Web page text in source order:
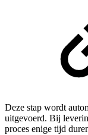
Deze stap wordt
uitgevoerd. Bij
proces enige tijd